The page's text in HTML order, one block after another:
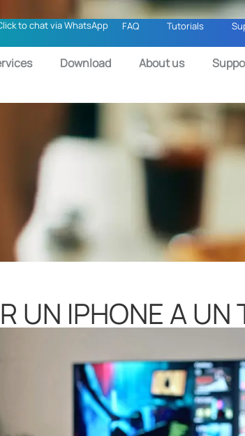
to chat via WhatsApp FAQ Tutorials
Download About us
UN IPHONE A UN